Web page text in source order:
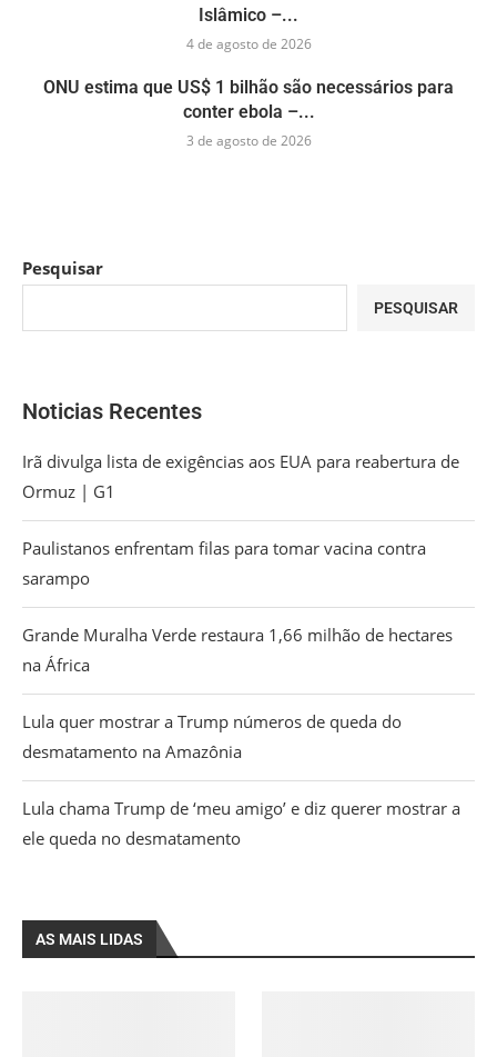
Islâmico –...
4 de agosto de 2026
ONU estima que US$ 1 bilhão são necessários para
conter ebola –...
3 de agosto de 2026
Pesquisar
PESQUISAR
Noticias Recentes
Irã divulga lista de exigências aos EUA para reabertura de
Ormuz | G1
Paulistanos enfrentam filas para tomar vacina contra
sarampo
Grande Muralha Verde restaura 1,66 milhão de hectares
na África
Lula quer mostrar a Trump números de queda do
desmatamento na Amazônia
Lula chama Trump de ‘meu amigo’ e diz querer mostrar a
ele queda no desmatamento
AS MAIS LIDAS